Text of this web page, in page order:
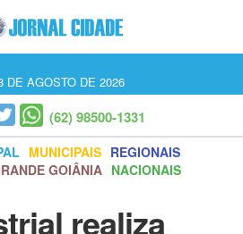
DE AGOSTO DE 2026
(62) 98500-1331
MUNICIPAIS REGIONAIS
GOIÂNIA NACIONAIS
realiza